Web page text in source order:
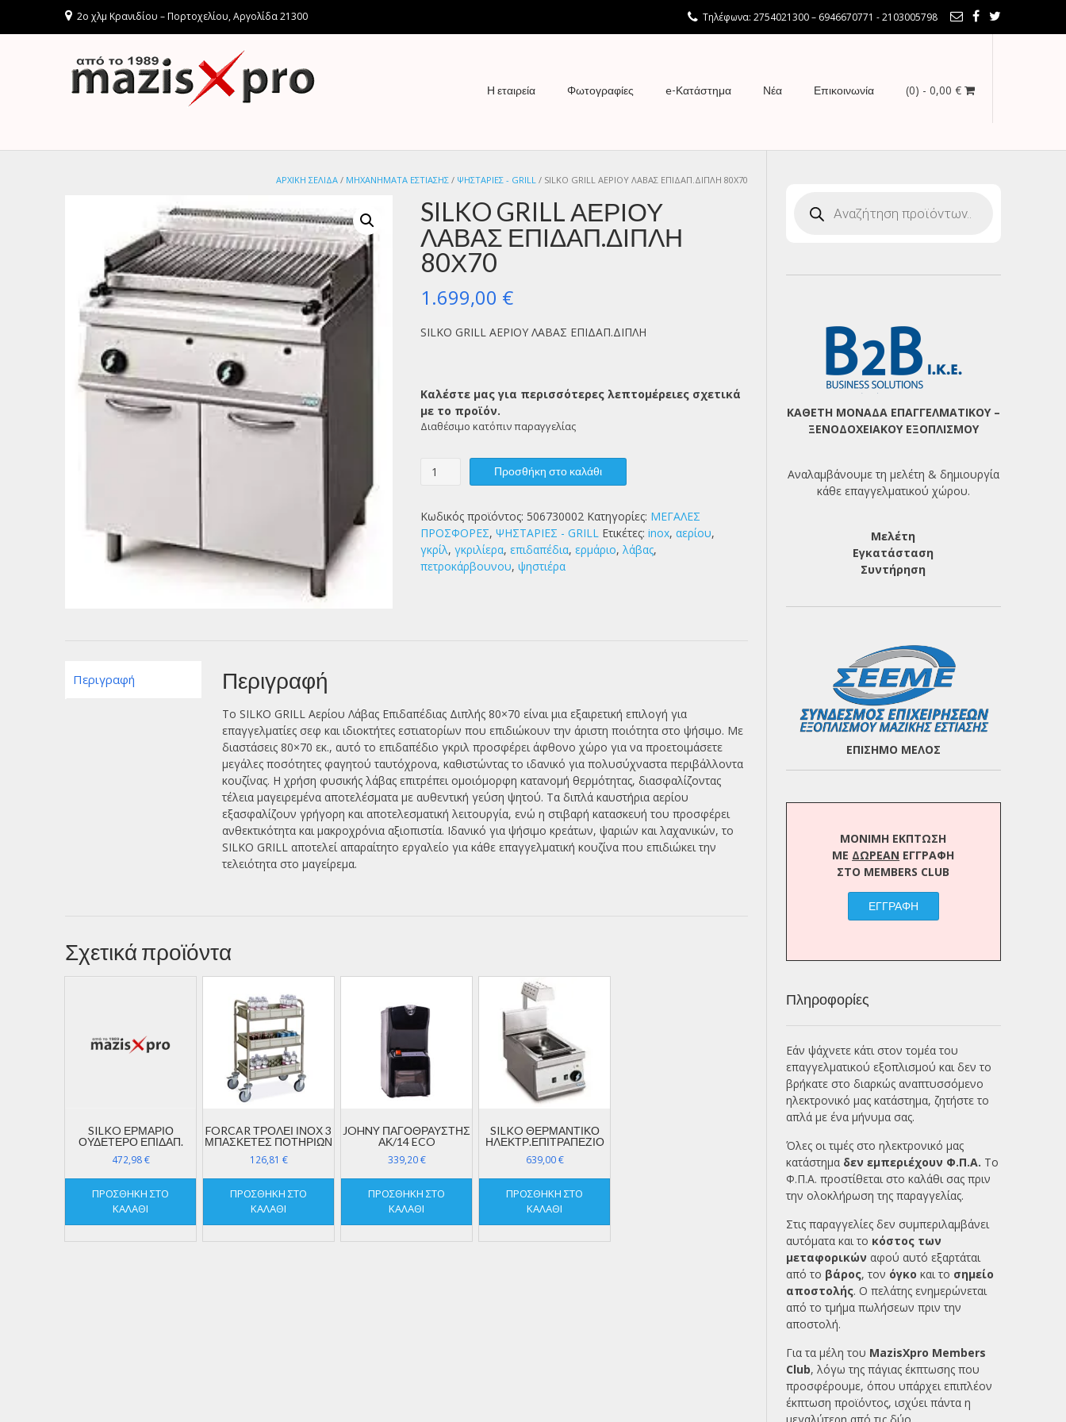
2ο χλμ Κρανιδίου – Πορτοχελίου, Αργολίδα 21300 Τηλέφωνα: 2754021300 – 6946670771 - 2103005798
(0) - 0,00 €
Η εταιρεία Φωτογραφίες e-Κατάστημα Νέα Επικοινωνία
ΑΡΧΙΚΉ ΣΕΛΊΔΑ / ΜΗΧΑΝΗΜΑΤΑ ΕΣΤΙΑΣΗΣ / ΨΗΣΤΑΡΙΕΣ - GRILL / SILKO GRILL ΑΕΡΙΟΥ ΛΑΒΑΣ ΕΠΙΔΑΠ.ΔΙΠΛΗ 80Χ70
SILKO GRILL ΑΕΡΙΟΥ
ΛΑΒΑΣ ΕΠΙΔΑΠ.ΔΙΠΛΗ
80Χ70
1.699,00 €
SILKO GRILL ΑΕΡΙΟΥ ΛΑΒΑΣ ΕΠΙΔΑΠ.ΔΙΠΛΗ
Καλέστε μας για περισσότερες λεπτομέρειες σχετικά
με το προϊόν.
Διαθέσιμο κατόπιν παραγγελίας
SILKO
ΛΑΒΑΣ
ΕΠΙΔΑΠ.ΔΙΠΛΗ
80Χ70
ποσότητα
Προσθήκη στο καλάθι
Κωδικός προϊόντος: 506730002 Κατηγορίες: ΜΕΓΑΛΕΣ
ΠΡΟΣΦΟΡΕΣ, ΨΗΣΤΑΡΙΕΣ - GRILL Ετικέτες: inox, αερίου,
γκρίλ, γκριλίερα, επιδαπέδια, ερμάριο, λάβας,
πετροκάρβουνου, ψηστιέρα
Περιγραφή Περιγραφή
Το SILKO GRILL Αερίου Λάβας Επιδαπέδιας Διπλής 80×70 είναι μια εξαιρετική επιλογή για
επαγγελματίες σεφ και ιδιοκτήτες εστιατορίων που επιδιώκουν την άριστη ποιότητα στο ψήσιμο. Με
διαστάσεις 80×70 εκ., αυτό το επιδαπέδιο γκριλ προσφέρει άφθονο χώρο για να προετοιμάσετε
μεγάλες ποσότητες φαγητού ταυτόχρονα, καθιστώντας το ιδανικό για πολυσύχναστα περιβάλλοντα
κουζίνας. Η χρήση φυσικής λάβας επιτρέπει ομοιόμορφη κατανομή θερμότητας, διασφαλίζοντας
τέλεια μαγειρεμένα αποτελέσματα με αυθεντική γεύση ψητού. Τα διπλά καυστήρια αερίου
εξασφαλίζουν γρήγορη και αποτελεσματική λειτουργία, ενώ η στιβαρή κατασκευή του προσφέρει
ανθεκτικότητα και μακροχρόνια αξιοπιστία. Ιδανικό για ψήσιμο κρεάτων, ψαριών και λαχανικών, το
SILKO GRILL αποτελεί απαραίτητο εργαλείο για κάθε επαγγελματική κουζίνα που επιδιώκει την
τελειότητα στο μαγείρεμα.
Σχετικά προϊόντα
SILKO ΕΡΜΑΡΙΟ
ΟΥΔΕΤΕΡΟ ΕΠΙΔΑΠ.
472,98€
ΠΡΟΣΘΉΚΗ ΣΤΟ
ΚΑΛΆΘΙ
FORCAR ΤΡΟΛΕΙ ΙΝΟΧ 3
ΜΠΑΣΚΕΤΕΣ ΠΟΤΗΡΙΩΝ
126,81 €
ΠΡΟΣΘΉΚΗ ΣΤΟ
ΚΑΛΆΘΙ
JOHNY ΠΑΓΟΘΡΑΥΣΤΗΣ
ΑΚ/14 ECO
339,20€
ΠΡΟΣΘΉΚΗ ΣΤΟ
ΚΑΛΆΘΙ
SILKO ΘΕΡΜΑΝΤΙΚΟ
ΗΛΕΚΤΡ.ΕΠΙΤΡΑΠΕΖΙΟ
639,00€
ΠΡΟΣΘΉΚΗ ΣΤΟ
ΚΑΛΆΘΙ
search
ΚΑΘΕΤΗ ΜΟΝΑΔΑ ΕΠΑΓΓΕΛΜΑΤΙΚΟΥ –
ΞΕΝΟΔΟΧΕΙΑΚΟΥ ΕΞΟΠΛΙΣΜΟΥ
Αναλαμβάνουμε τη μελέτη & δημιουργία
κάθε επαγγελματικού χώρου.
Μελέτη
Εγκατάσταση
Συντήρηση
ΕΠΙΣΗΜΟ ΜΕΛΟΣ
ΜΟΝΙΜΗ ΕΚΠΤΩΣΗ
ΜΕ ΔΩΡΕΑΝ ΕΓΓΡΑΦΗ
ΣΤΟ MEMBERS CLUB
ΕΓΓΡΑΦΗ
Πληροφορίες
Εάν ψάχνετε κάτι στον τομέα του
επαγγελματικού εξοπλισμού και δεν το
βρήκατε στο διαρκώς αναπτυσσόμενο
ηλεκτρονικό μας κατάστημα, ζητήστε το
απλά με ένα μήνυμα σας.
Όλες οι τιμές στο ηλεκτρονικό μας
κατάστημα δεν εμπεριέχουν Φ.Π.Α. Το
Φ.Π.Α. προστίθεται στο καλάθι σας πριν
την ολοκλήρωση της παραγγελίας.
Στις παραγγελίες δεν συμπεριλαμβάνει
αυτόματα και το κόστος των
μεταφορικών αφού αυτό εξαρτάται
από το βάρος, τον όγκο και το σημείο
αποστολής. Ο πελάτης ενημερώνεται
από το τμήμα πωλήσεων πριν την
αποστολή.
Για τα μέλη του MazisXpro Members
Club, λόγω της πάγιας έκπτωσης που
προσφέρουμε, όπου υπάρχει επιπλέον
έκπτωση προϊόντος, ισχύει πάντα η